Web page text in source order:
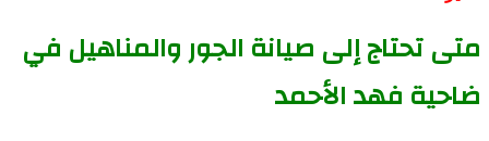
متى تحتاج إلى صيانة الجور والمناهيل في
ضاحية فهد الأحمد